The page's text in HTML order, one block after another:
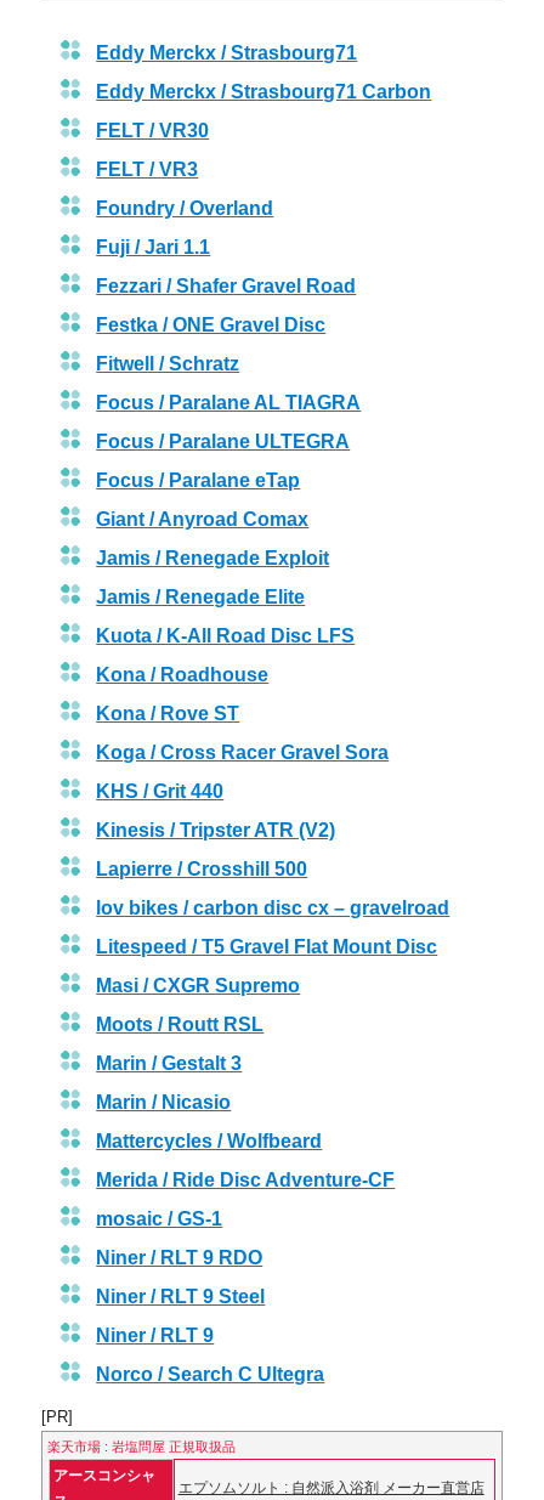
Eddy Merckx / Strasbourg71
Eddy Merckx / Strasbourg71 Carbon
FELT / VR30
FELT / VR3
Foundry / Overland
Fuji / Jari 1.1
Fezzari / Shafer Gravel Road
Festka / ONE Gravel Disc
Fitwell / Schratz
Focus / Paralane AL TIAGRA
Focus / Paralane ULTEGRA
Focus / Paralane eTap
Giant / Anyroad Comax
Jamis / Renegade Exploit
Jamis / Renegade Elite
Kuota / K-All Road Disc LFS
Kona / Roadhouse
Kona / Rove ST
Koga / Cross Racer Gravel Sora
KHS / Grit 440
Kinesis / Tripster ATR (V2)
Lapierre / Crosshill 500
lov bikes / carbon disc cx – gravelroad
Litespeed / T5 Gravel Flat Mount Disc
Masi / CXGR Supremo
Moots / Routt RSL
Marin / Gestalt 3
Marin / Nicasio
Mattercycles / Wolfbeard
Merida / Ride Disc Adventure-CF
mosaic / GS-1
Niner / RLT 9 RDO
Niner / RLT 9 Steel
Niner / RLT 9
Norco / Search C Ultegra
[PR]
楽天市場 : 岩塩問屋 正規取扱品
アースコンシャ
エプソムソルト : 自然派入浴剤 メーカー直営店